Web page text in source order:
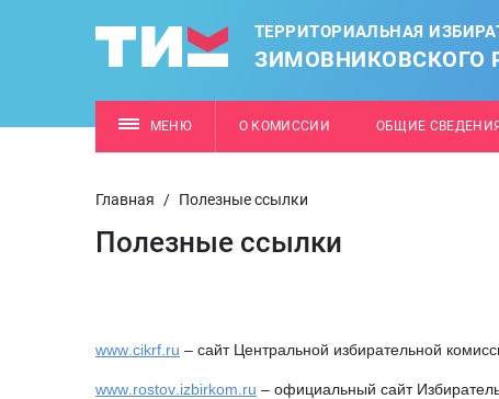
ТЕРРИТОРИАЛЬНАЯ
ЗИМОВНИКОВСКОГО
МЕНЮ О КОМИССИИ ОБЩИЕ СВЕДЕНИЯ
Главная / Полезные ссылки
Полезные ссылки
www cikrf ru – сайт Центральной избирательной
www rostov izbirkom ru – официальный сайт